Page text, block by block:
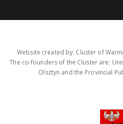
Website created by: Cluster of
The co-founders of the Cluster are:
Olsztyn and the Provincial